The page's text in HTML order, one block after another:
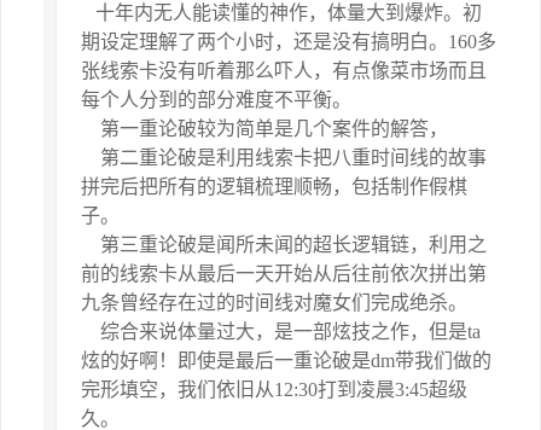
十年内无人能读懂的神作，体量大到爆炸。初
期设定理解了两个小时，还是没有搞明白。160多
张线索卡没有听着那么吓人，有点像菜市场而且
每个人分到的部分难度不平衡。
第一重论破较为简单是几个案件的解答，
第二重论破是利用线索卡把八重时间线的故事
拼完后把所有的逻辑梳理顺畅，包括制作假棋
子。
第三重论破是闻所未闻的超长逻辑链，利用之
前的线索卡从最后一天开始从后往前依次拼出第
九条曾经存在过的时间线对魔女们完成绝杀。
综合来说体量过大，是一部炫技之作，但是ta
炫的好啊！即使是最后一重论破是dm带我们做的
完形填空，我们依旧从12:30打到凌晨3:45超级
久。